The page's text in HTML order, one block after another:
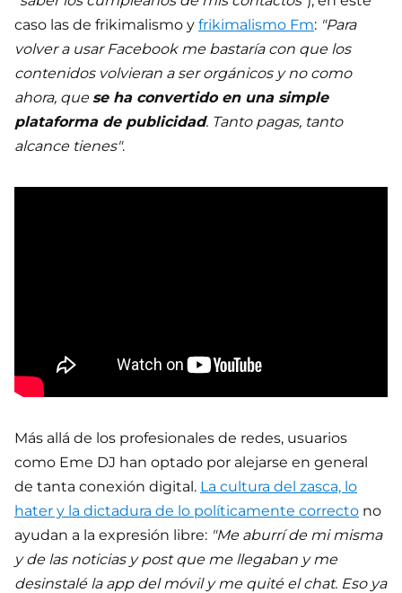
caso las de frikimalismo y frikimalismo Fm: "Para
volver a usar Facebook me bastaría con que los
contenidos volvieran a ser orgánicos y no como
ahora, que se ha convertido en una simple
plataforma de publicidad. Tanto pagas, tanto
alcance tienes".
Más allá de los profesionales de redes, usuarios
como Eme DJ han optado por alejarse en general
de tanta conexión digital. La cultura del zasca, lo
hater y la dictadura de lo políticamente correcto no
ayudan a la expresión libre: "Me aburrí de mi misma
y de las noticias y post que me llegaban y me
desinstalé la app del móvil y me quité el chat. Eso ya